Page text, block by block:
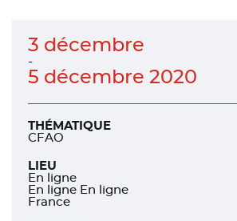
3 décembre
-
5 décembre 2020
THÉMATIQUE
CFAO
LIEU
En ligne
En ligne En ligne
France